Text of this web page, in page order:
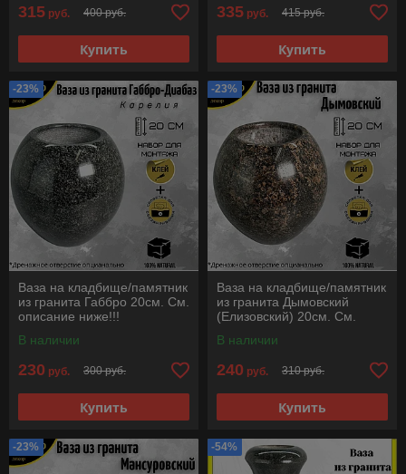
315 руб. 400 руб.
Купить
335 руб. 415 руб.
Купить
-23%
Ваза на кладбище/памятник
из гранита Габбро 20см. См.
описание ниже!!!
В наличии
230 руб. 300 руб.
Купить
-23%
Ваза на кладбище/памятник
из гранита Дымовский
(Елизовский) 20см. См.
В наличии
240 руб. 310 руб.
Купить
-23% -54%